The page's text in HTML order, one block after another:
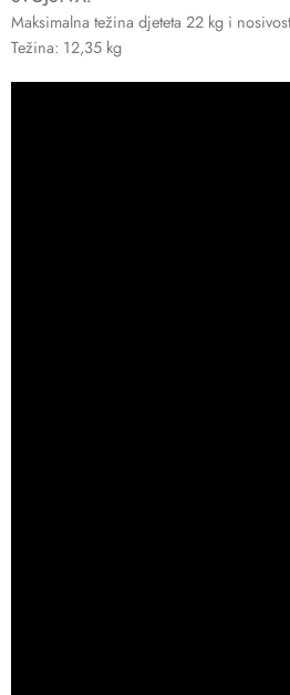
Maksimalna težina djeteta 22 kg i
Težina: 12,35 kg